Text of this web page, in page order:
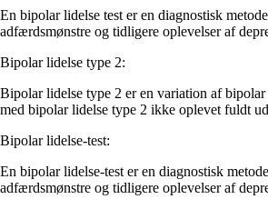
En bipolar lidelse test er en diagnostisk
adfærdsmønstre og tidligere oplevelser af
Bipolar lidelse type 2:
Bipolar lidelse type 2 er en variation af
med bipolar lidelse type 2 ikke oplevet fuldt
Bipolar lidelse-test:
En bipolar lidelse-test er en diagnostisk
adfærdsmønstre og tidligere oplevelser af